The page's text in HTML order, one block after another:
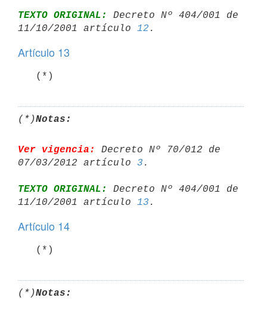
TEXTO ORIGINAL:
Decreto Nº 404/001 de
11/10/2001 artículo 12
Artículo 13
   (*)
(*)Notas:
Ver vigencia:
Decreto Nº 70/012 de
07/03/2012 artículo 3
TEXTO ORIGINAL:
Decreto Nº 404/001 de
11/10/2001 artículo 13
Artículo 14
   (*)
(*)Notas: